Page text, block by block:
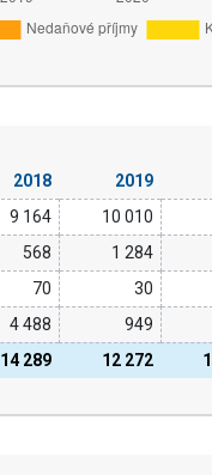
2018 2019
14 289 12 272
9 164 10 010
568 1 284
70 30
4 488 949